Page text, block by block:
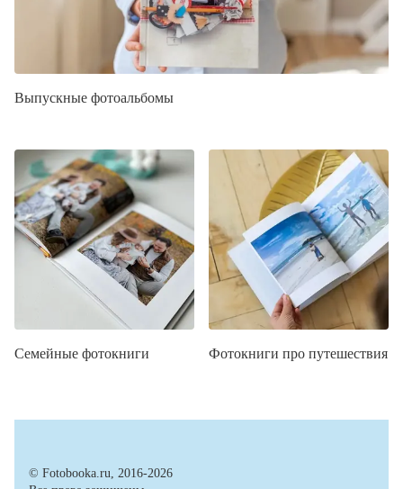
Выпускные фотоальбомы
Семейные фотокниги Фотокниги про путешествия
© Fotobooka.ru, 2016-2026